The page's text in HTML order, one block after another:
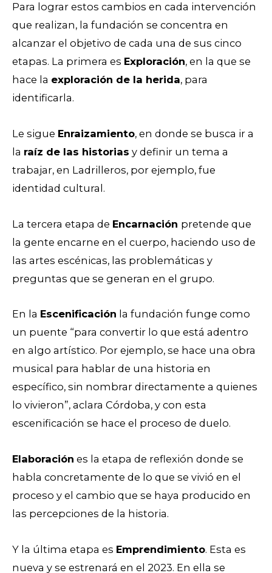
Para lograr estos cambios en cada intervención
que realizan, la fundación se concentra en
alcanzar el objetivo de cada una de sus cinco
etapas. La primera es Exploración, en la que se
hace la exploración de la herida, para
identificarla.
Le sigue Enraizamiento, en donde se busca ir a
la raíz de las historias y definir un tema a
trabajar, en Ladrilleros, por ejemplo, fue
identidad cultural.
La tercera etapa de Encarnación pretende que
la gente encarne en el cuerpo, haciendo uso de
las artes escénicas, las problemáticas y
preguntas que se generan en el grupo.
En la Escenificación la fundación funge como
un puente “para convertir lo que está adentro
en algo artístico. Por ejemplo, se hace una obra
musical para hablar de una historia en
específico, sin nombrar directamente a quienes
lo vivieron”, aclara Córdoba, y con esta
escenificación se hace el proceso de duelo.
Elaboración es la etapa de reflexión donde se
habla concretamente de lo que se vivió en el
proceso y el cambio que se haya producido en
las percepciones de la historia.
Y la última etapa es Emprendimiento. Esta es
nueva y se estrenará en el 2023. En ella se